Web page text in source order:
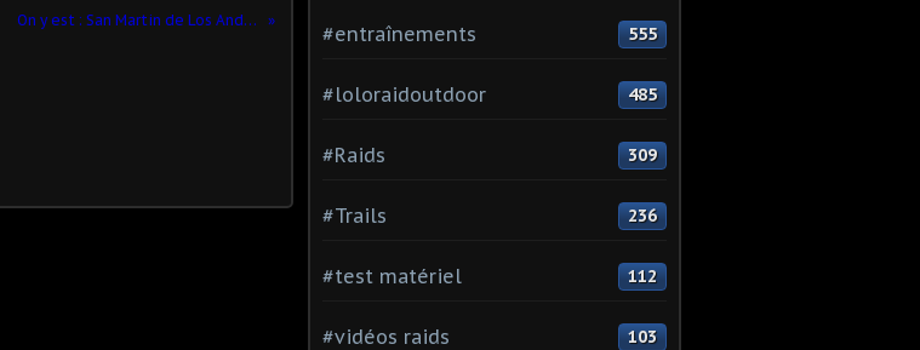
On y est : San Martin de Los Andes
#entraînements 555
#loloraidoutdoor 485
#Raids 309
#Trails 236
#test matériel 112
#vidéos raids 103